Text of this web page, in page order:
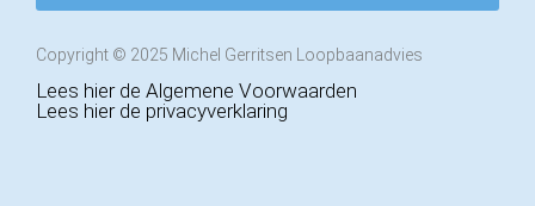
Copyright © 2025 Michel Gerritsen Loopbaanadvies
Lees hier de Algemene Voorwaarden
Lees hier de privacyverklaring